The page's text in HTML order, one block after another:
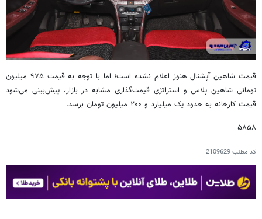
قیمت شاهین آپشنال هنوز اعلام نشده است؛ اما با توجه به قیمت ۹۷۵ میلیون
تومانی شاهین پلاس و استراتژی قیمت‌گذاری مشابه در بازار، پیش‌بینی می‌شود
قیمت کارخانه‌ به حدود یک میلیارد و ۲۰۰ میلیون تومان برسد.
۵۸۵۸
کد مطلب2109629